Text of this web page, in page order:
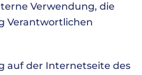
Verwendung, die
Verantwortlichen
auf der Internetseite des